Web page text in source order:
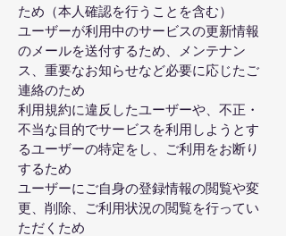
ため（本人確認を行うことを含む）
ユーザーが利用中のサービスの更新情報
のメールを送付するため、メンテナン
ス、重要なお知らせなど必要に応じたご
連絡のため
利用規約に違反したユーザーや、不正・
不当な目的でサービスを利用しようとす
るユーザーの特定をし、ご利用をお断り
するため
ユーザーにご自身の登録情報の閲覧や変
更、削除、ご利用状況の閲覧を行ってい
ただくため